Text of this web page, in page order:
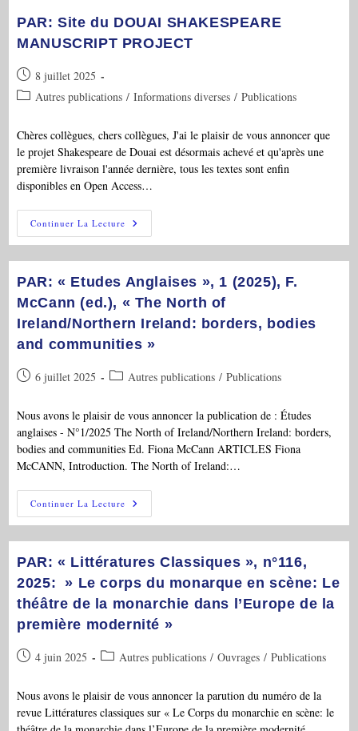
PAR: Site du DOUAI SHAKESPEARE
MANUSCRIPT PROJECT
Publication
publiée :
8 juillet 2025
Post Autres publications / Informations diverses / Publications
Chères collègues, chers collègues, J'ai le plaisir de vous annoncer que
le projet Shakespeare de Douai est désormais achevé et qu'après une
première livraison l'année dernière, tous les textes sont enfin
disponibles en Open Access…
Continuer La Lecture PAR:
Site
Du
MANUSCRIPT
PROJECT
PAR: « Etudes Anglaises », 1 (2025), F.
McCann (ed.), « The North of
Ireland/Northern Ireland: borders, bodies
and communities »
Publication
6 juillet 2025
Post Autres publications / Publications
Nous avons le plaisir de vous annoncer la publication de : Études
anglaises - N°1/2025 The North of Ireland/Northern Ireland: borders,
bodies and communities Ed. Fiona McCann ARTICLES Fiona
McCANN, Introduction. The North of Ireland:…
Continuer La Lecture PAR:
« Etudes
Anglaises »,
F.
McCann
(ed.),
« The
North
Ireland/Northern
Bodies
PAR: « Littératures Classiques », n°116,
2025: » Le corps du monarque en scène: Le
théâtre de la monarchie dans l’Europe de la
première modernité »
Publication
4 juin 2025
Post Autres publications / Ouvrages / Publications
Nous avons le plaisir de vous annoncer la parution du numéro de la
revue Littératures classiques sur « Le Corps du monarchie en scène: le